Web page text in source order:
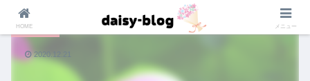
マタニティ
2020.12.21
HOME メニュー